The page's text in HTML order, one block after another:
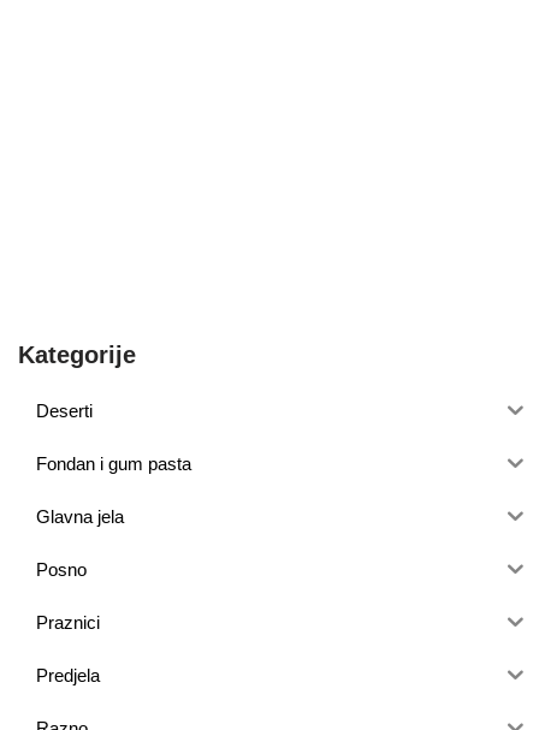
Kategorije
Deserti
Fondan i gum pasta
Glavna jela
Posno
Praznici
Predjela